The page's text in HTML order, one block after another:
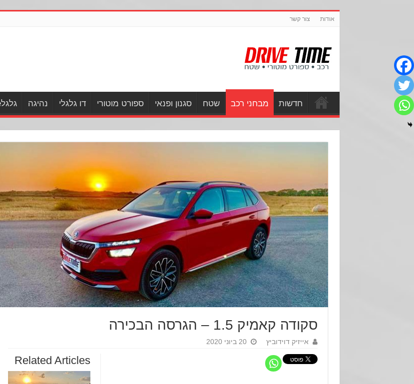
אודות צור קשר
חדשות מבחני רכב שטח סגנון ופנאי ספורט מוטורי דו גלגלי נהיגה גלגלLove
סקודה קאמיק 1.5 – הגרסה הבכירה
אייזיק דוידוביץ 20 ביוני 2020
Related Articles